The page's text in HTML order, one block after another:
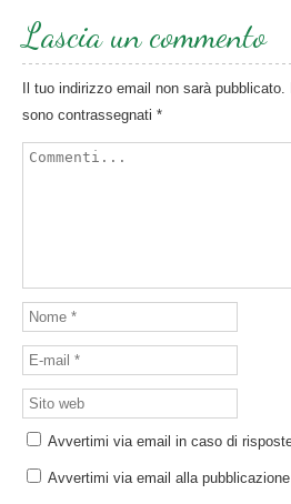
Lascia un commento
Il tuo indirizzo email non sarà pubblicato.
sono contrassegnati*
Avvertimi via email in caso di
Avvertimi via email alla